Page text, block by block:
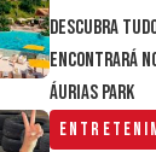
Descubra
encontrará
Áurias Park